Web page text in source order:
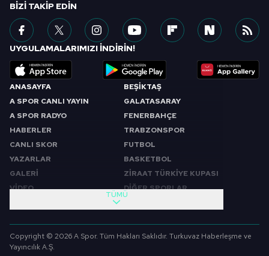
ANASAYFA
A SPOR CANLI YAYIN
A SPOR RADYO
HABERLER
CANLI SKOR
YAZARLAR
GALERİ
VİDEO
BEŞİKTAŞ
GALATASARAY
FENERBAHÇE
TRABZONSPOR
FUTBOL
BASKETBOL
ZİRAAT TÜRKİYE KUPASI
DİĞER SPORLAR
SABAH SPORU
SPOR GÜNDEMİ
FUTBOL
TÜMÜ
BIZI TAKIP EDIN
UYGULAMALARIMIZI İNDİRİN!
Copyright © 2026 A Spor. Tüm Hakları Saklıdır. Turkuvaz Haberleşme ve
Yayıncılık A.Ş.